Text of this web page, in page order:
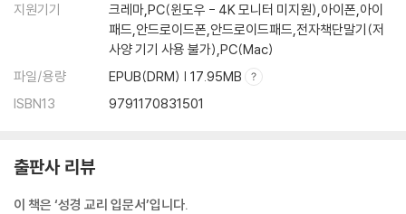
지원기기
크레마,PC(윈도우 - 4K 모니터 미지원),아이폰,아이
패드,안드로이드폰,안드로이드패드,전자책단말기(저
사양 기기 사용 불가),PC(Mac)
파일/용량
EPUB(DRM) | 17.95MB
ISBN13
9791170831501
출판사 리뷰
이 책은 ‘성경 교리 입문서’입니다.